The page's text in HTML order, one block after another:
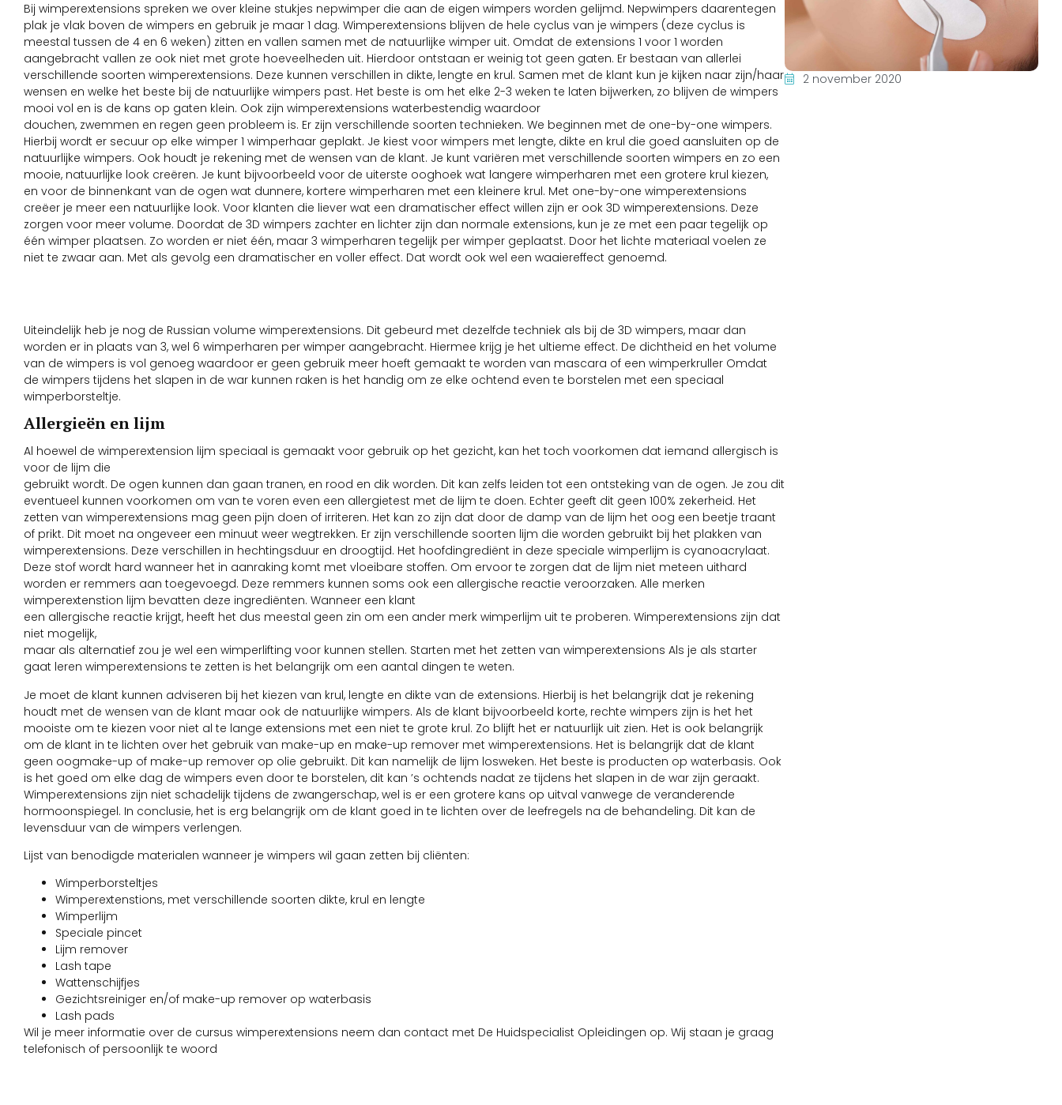
Bij wimperextensions spreken we over kleine stukjes nepwimper die aan de eigen wimpers worden gelijmd. Nepwimpers daarentegen
plak je vlak boven de wimpers en gebruik je maar 1 dag. Wimperextensions blijven de hele cyclus van je wimpers (deze cyclus is
meestal tussen de 4 en 6 weken) zitten en vallen samen met de natuurlijke wimper uit. Omdat de extensions 1 voor 1 worden
aangebracht vallen ze ook niet met grote hoeveelheden uit. Hierdoor ontstaan er weinig tot geen gaten. Er bestaan van allerlei
verschillende soorten wimperextensions. Deze kunnen verschillen in dikte, lengte en krul. Samen met de klant kun je kijken naar zijn/haar
wensen en welke het beste bij de natuurlijke wimpers past. Het beste is om het elke 2-3 weken te laten bijwerken, zo blijven de wimpers
mooi vol en is de kans op gaten klein. Ook zijn wimperextensions waterbestendig waardoor
douchen, zwemmen en regen geen probleem is. Er zijn verschillende soorten technieken. We beginnen met de one-by-one wimpers.
Hierbij wordt er secuur op elke wimper 1 wimperhaar geplakt. Je kiest voor wimpers met lengte, dikte en krul die goed aansluiten op de
natuurlijke wimpers. Ook houdt je rekening met de wensen van de klant. Je kunt variëren met verschillende soorten wimpers en zo een
mooie, natuurlijke look creëren. Je kunt bijvoorbeeld voor de uiterste ooghoek wat langere wimperharen met een grotere krul kiezen,
en voor de binnenkant van de ogen wat dunnere, kortere wimperharen met een kleinere krul. Met one-by-one wimperextensions
creëer je meer een natuurlijke look. Voor klanten die liever wat een dramatischer effect willen zijn er ook 3D wimperextensions. Deze
zorgen voor meer volume. Doordat de 3D wimpers zachter en lichter zijn dan normale extensions, kun je ze met een paar tegelijk op
één wimper plaatsen. Zo worden er niet één, maar 3 wimperharen tegelijk per wimper geplaatst. Door het lichte materiaal voelen ze
niet te zwaar aan. Met als gevolg een dramatischer en voller effect. Dat wordt ook wel een waaiereffect genoemd.
Uiteindelijk heb je nog de Russian volume wimperextensions. Dit gebeurd met dezelfde techniek als bij de 3D wimpers, maar dan
worden er in plaats van 3, wel 6 wimperharen per wimper aangebracht. Hiermee krijg je het ultieme effect. De dichtheid en het volume
van de wimpers is vol genoeg waardoor er geen gebruik meer hoeft gemaakt te worden van mascara of een wimperkruller Omdat
de wimpers tijdens het slapen in de war kunnen raken is het handig om ze elke ochtend even te borstelen met een speciaal
wimperborsteltje.
Allergieën en lijm
Al hoewel de wimperextension lijm speciaal is gemaakt voor gebruik op het gezicht, kan het toch voorkomen dat iemand allergisch is
voor de lijm die
gebruikt wordt. De ogen kunnen dan gaan tranen, en rood en dik worden. Dit kan zelfs leiden tot een ontsteking van de ogen. Je zou dit
eventueel kunnen voorkomen om van te voren even een allergietest met de lijm te doen. Echter geeft dit geen 100% zekerheid. Het
zetten van wimperextensions mag geen pijn doen of irriteren. Het kan zo zijn dat door de damp van de lijm het oog een beetje traant
of prikt. Dit moet na ongeveer een minuut weer wegtrekken. Er zijn verschillende soorten lijm die worden gebruikt bij het plakken van
wimperextensions. Deze verschillen in hechtingsduur en droogtijd. Het hoofdingrediënt in deze speciale wimperlijm is cyanoacrylaat.
Deze stof wordt hard wanneer het in aanraking komt met vloeibare stoffen. Om ervoor te zorgen dat de lijm niet meteen uithard
worden er remmers aan toegevoegd. Deze remmers kunnen soms ook een allergische reactie veroorzaken. Alle merken
wimperextenstion lijm bevatten deze ingrediënten. Wanneer een klant
een allergische reactie krijgt, heeft het dus meestal geen zin om een ander merk wimperlijm uit te proberen. Wimperextensions zijn dat
niet mogelijk,
maar als alternatief zou je wel een wimperlifting voor kunnen stellen. Starten met het zetten van wimperextensions Als je als starter
gaat leren wimperextensions te zetten is het belangrijk om een aantal dingen te weten.
Je moet de klant kunnen adviseren bij het kiezen van krul, lengte en dikte van de extensions. Hierbij is het belangrijk dat je rekening
houdt met de wensen van de klant maar ook de natuurlijke wimpers. Als de klant bijvoorbeeld korte, rechte wimpers zijn is het het
mooiste om te kiezen voor niet al te lange extensions met een niet te grote krul. Zo blijft het er natuurlijk uit zien. Het is ook belangrijk
om de klant in te lichten over het gebruik van make-up en make-up remover met wimperextensions. Het is belangrijk dat de klant
geen oogmake-up of make-up remover op olie gebruikt. Dit kan namelijk de lijm losweken. Het beste is producten op waterbasis. Ook
is het goed om elke dag de wimpers even door te borstelen, dit kan ’s ochtends nadat ze tijdens het slapen in de war zijn geraakt.
Wimperextensions zijn niet schadelijk tijdens de zwangerschap, wel is er een grotere kans op uitval vanwege de veranderende
hormoonspiegel. In conclusie, het is erg belangrijk om de klant goed in te lichten over de leefregels na de behandeling. Dit kan de
levensduur van de wimpers verlengen.
Lijst van benodigde materialen wanneer je wimpers wil gaan zetten bij cliënten:
Wimperborsteltjes
Wimperextenstions, met verschillende soorten dikte, krul en lengte
Wimperlijm
Speciale pincet
Lijm remover
Lash tape
Wattenschijfjes
Gezichtsreiniger en/of make-up remover op waterbasis
Lash pads
Wil je meer informatie over de cursus wimperextensions neem dan contact met De Huidspecialist Opleidingen op. Wij staan je graag
telefonisch of persoonlijk te woord
2 november 2020